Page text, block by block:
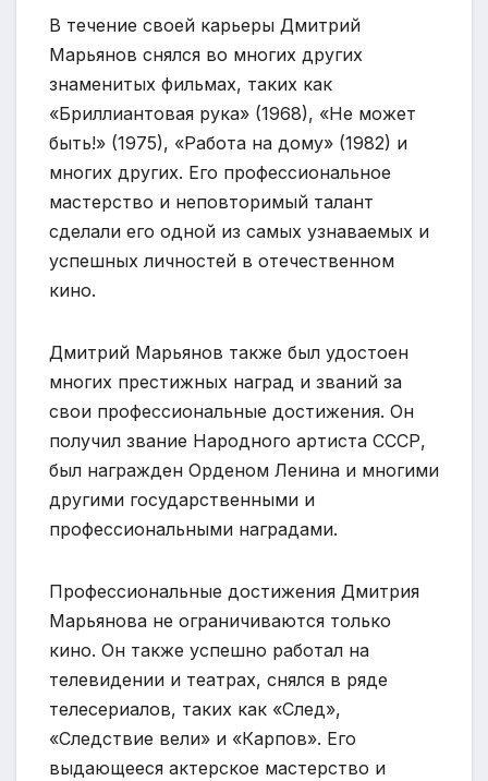
В течение своей карьеры Дмитрий
Марьянов снялся во многих других
знаменитых фильмах, таких как
«Бриллиантовая рука» (1968), «Не может
быть!» (1975), «Работа на дому» (1982) и
многих других. Его профессиональное
мастерство и неповторимый талант
сделали его одной из самых узнаваемых и
успешных личностей в отечественном
кино.
Дмитрий Марьянов также был удостоен
многих престижных наград и званий за
свои профессиональные достижения. Он
получил звание Народного артиста СССР,
был награжден Орденом Ленина и многими
другими государственными и
профессиональными наградами.
Профессиональные достижения Дмитрия
Марьянова не ограничиваются только
кино. Он также успешно работал на
телевидении и театрах, снялся в ряде
телесериалов, таких как «След»,
«Следствие вели» и «Карпов». Его
выдающееся актерское мастерство и